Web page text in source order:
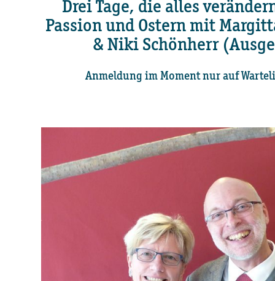
Drei Tage, die alles
Passion und Ostern mit
& Niki Schönherr
Anmeldung im Moment nur auf